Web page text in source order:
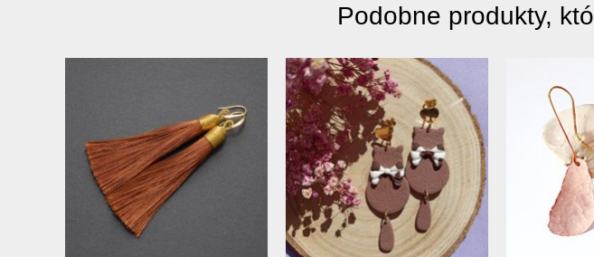
Podobne produkty,